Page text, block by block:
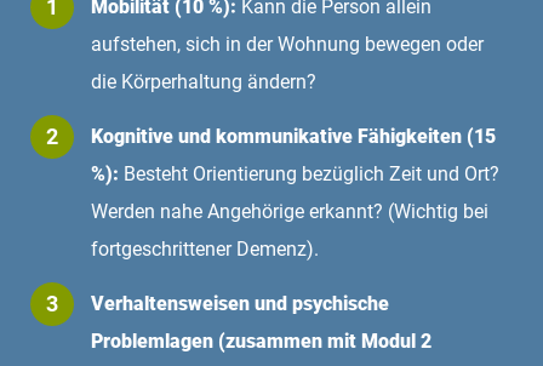
Mobilität (10 %): Kann die Person allein
aufstehen, sich in der Wohnung bewegen oder
die Körperhaltung ändern?
Kognitive und kommunikative Fähigkeiten (15
%): Besteht Orientierung bezüglich Zeit und Ort?
Werden nahe Angehörige erkannt? (Wichtig bei
fortgeschrittener Demenz).
Verhaltensweisen und psychische
Problemlagen (zusammen mit Modul 2